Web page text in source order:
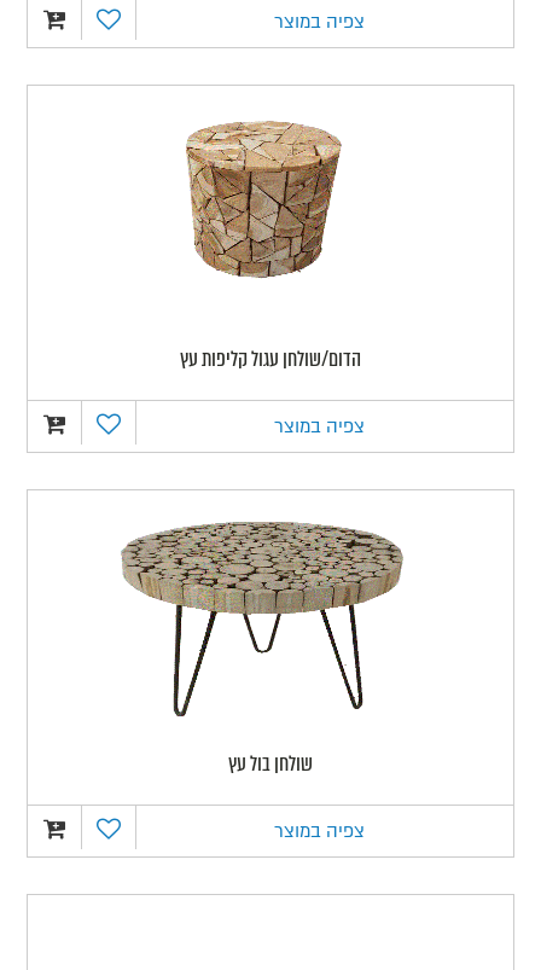
צפיה במוצר
הדום/שולחן עגול קליפות עץ
צפיה במוצר
שולחן בול עץ
צפיה במוצר